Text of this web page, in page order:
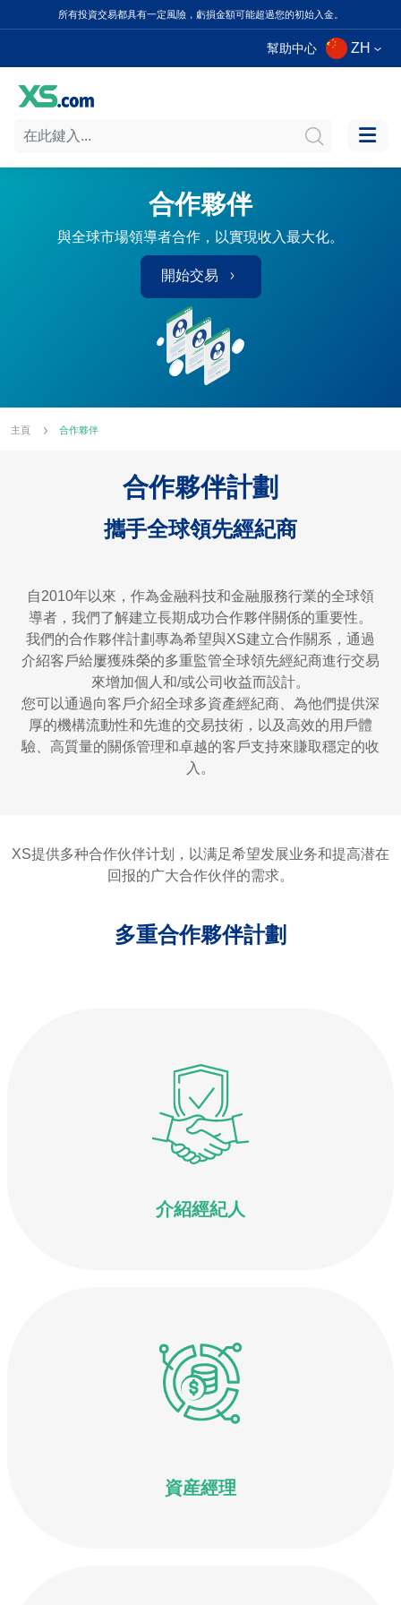
所有投資交易都具有一定風險，虧損金額可能超過您的初始入金。
幫助中心 ZH
合作夥伴
與全球市場領導者合作，以實現收入最大化。
開始交易
主頁 合作夥伴
合作夥伴計劃
攜手全球領先經紀商
自2010年以來，作為金融科技和金融服務行業的全球領
導者，我們了解建立長期成功合作夥伴關係的重要性。
我們的合作夥伴計劃專為希望與XS建立合作關系，通過
介紹客戶給屢獲殊榮的多重監管全球領先經紀商進行交易
來增加個人和/或公司收益而設計。
您可以通過向客戶介紹全球多資產經紀商、為他們提供深
厚的機構流動性和先進的交易技術，以及高效的用戶體
驗、高質量的關係管理和卓越的客戶支持來賺取穩定的收
入。
多重合作夥伴計劃
XS提供多种合作伙伴计划，以满足希望发展业务和提高潜在
回报的广大合作伙伴的需求。
介紹經紀人
資産經理